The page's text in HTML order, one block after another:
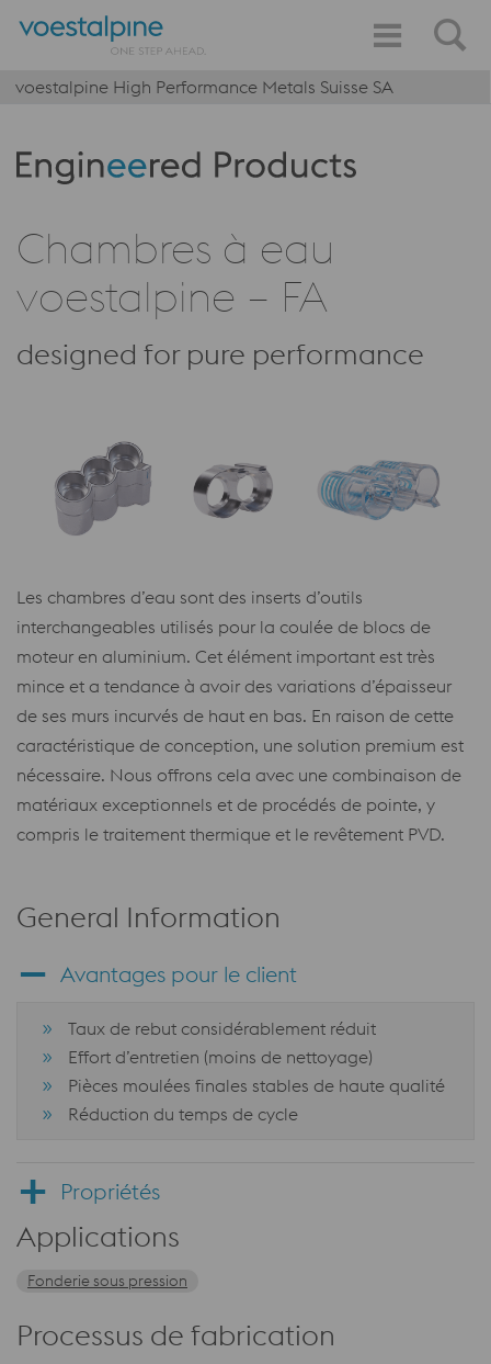
voestalpine High Performance Metals Suisse SA
Produktkategorie: Engineered Products
Chambres à eau
voestalpine – FA
designed for pure performance
Les chambres d’eau sont des inserts d’outils
interchangeables utilisés pour la coulée de blocs de
moteur en aluminium. Cet élément important est très
mince et a tendance à avoir des variations d’épaisseur
de ses murs incurvés de haut en bas. En raison de cette
caractéristique de conception, une solution premium est
nécessaire. Nous offrons cela avec une combinaison de
matériaux exceptionnels et de procédés de pointe, y
compris le traitement thermique et le revêtement PVD.
General Information
Avantages pour le client
Taux de rebut considérablement réduit
Effort d’entretien (moins de nettoyage)
Pièces moulées finales stables de haute qualité
Réduction du temps de cycle
Propriétés
Applications
Fonderie sous pression
Processus de fabrication